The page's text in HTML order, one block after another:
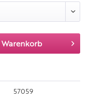
Warenkorb
57059